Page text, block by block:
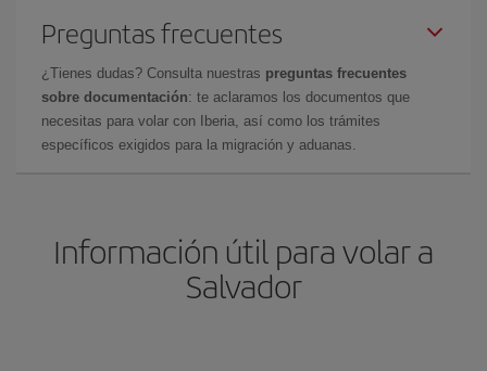
Preguntas frecuentes
¿Tienes dudas? Consulta nuestras preguntas frecuentes
sobre documentación: te aclaramos los documentos que
necesitas para volar con Iberia, así como los trámites
específicos exigidos para la migración y aduanas.
Información útil para volar a
Salvador